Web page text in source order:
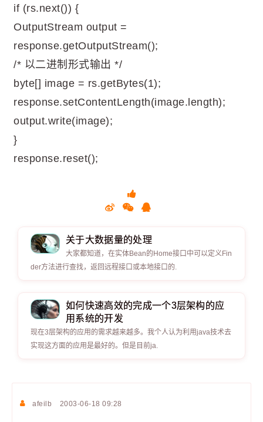
if (rs.next()) {
OutputStream output =
response.getOutputStream();
/* 以二进制形式输出 */
byte[] image = rs.getBytes(1);
response.setContentLength(image.length);
output.write(image);
}
response.reset();
关于大数据量的处理
大家都知道，在实体Bean的Home接口中可以定义Fin
der方法进行查找，返回远程接口或本地接口的.
如何快速高效的完成一个3层架构的应
用系统的开发
现在3层架构的应用的需求越来越多。我个人认为利用java技术去
实现这方面的应用是最好的。但是目前ja.
afeilb 2003-06-18 09:28